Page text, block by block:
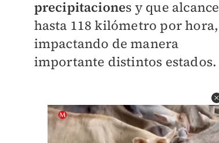
precipitaciones y que alcance
hasta 118 kilómetro por hora,
impactando de manera
importante distintos estados.